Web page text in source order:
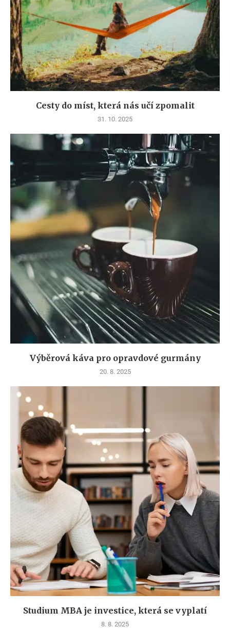
Cesty do míst, která nás učí zpomalit
31. 10. 2025
Výběrová káva pro opravdové gurmány
20. 8. 2025
Studium MBA je investice, která se vyplatí
8. 8. 2025